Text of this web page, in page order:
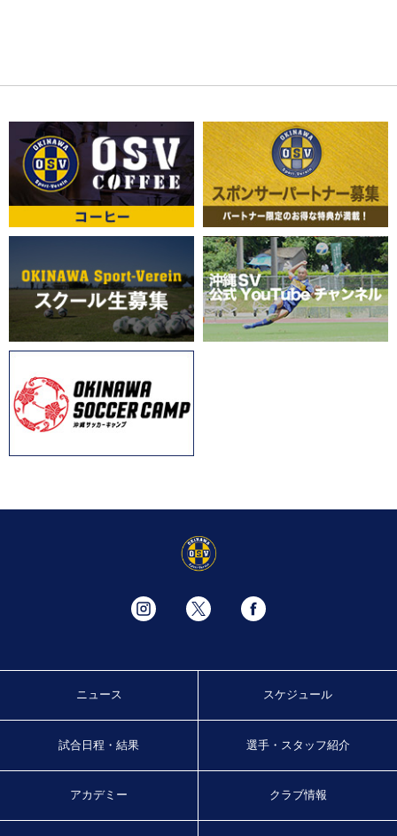
ニュース スケジュール
試合日程・結果 選手・スタッフ紹介
アカデミー クラブ情報